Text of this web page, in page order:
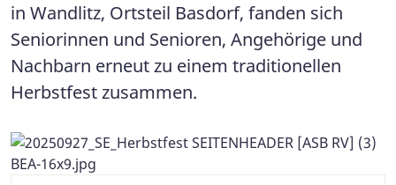
in Wandlitz, Ortsteil Basdorf, fanden sich
Seniorinnen und Senioren, Angehörige und
Nachbarn erneut zu einem traditionellen
Herbstfest zusammen.